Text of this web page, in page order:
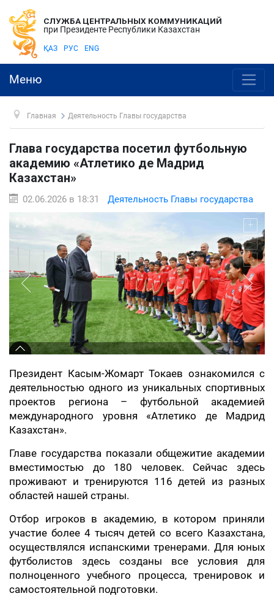
СЛУЖБА ЦЕНТРАЛЬНЫХ КОММУНИКАЦИЙ
при Президенте Республики Казахстан
ҚАЗ РУС ENG
Меню
Главная Деятельность Главы государства
Глава государства посетил футбольную
академию «Атлетико де Мадрид
Казахстан»
02.06.2026 в 18:31 Деятельность Главы государства
Президент Касым-Жомарт Токаев ознакомился с
деятельностью одного из уникальных спортивных
проектов региона – футбольной академией
международного уровня «Атлетико де Мадрид
Казахстан».
Главе государства показали общежитие академии
вместимостью до 180 человек. Сейчас здесь
проживают и тренируются 116 детей из разных
областей нашей страны.
Отбор игроков в академию, в котором приняли
участие более 4 тысяч детей со всего Казахстана,
осуществлялся испанскими тренерами. Для юных
футболистов здесь созданы все условия для
полноценного учебного процесса, тренировок и
самостоятельной подготовки.